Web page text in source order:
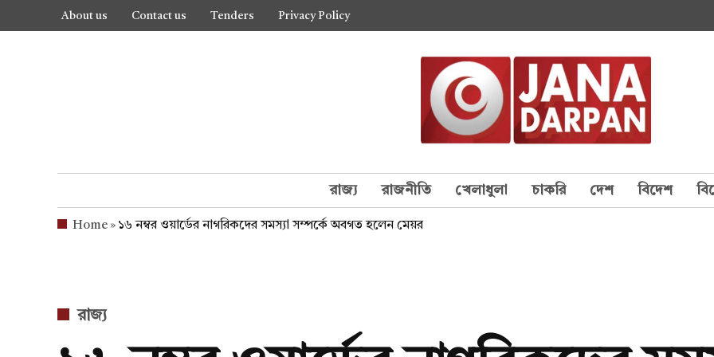
About us Contact us Tenders Privacy Policy
রাজ্য রাজনীতি খেলাধুলা চাকরি দেশ বিদেশ
Home» ১৬ নম্বর ওয়ার্ডের নাগরিকদের সমস্যা সম্পর্কে অবগত হলেন মেয়র
POSTED
রাজ্য